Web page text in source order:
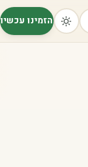
הזמינו עכשיו